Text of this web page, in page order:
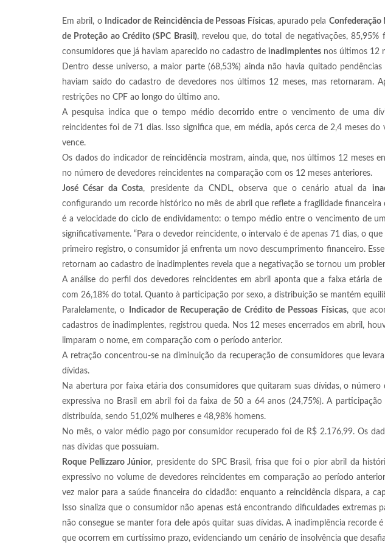
Em abril, o Indicador de Reincidência de Pessoas Físicas, apurado pela Confederação
de Proteção ao Crédito (SPC Brasil), revelou que, do total de negativações,
consumidores que já haviam aparecido no cadastro de inadimplentes nos últimos 12
Dentro desse universo, a maior parte (68,53%) ainda não havia quitado
haviam saído do cadastro de devedores nos últimos 12 meses, mas retornaram.
restrições no CPF ao longo do último ano.
A pesquisa indica que o tempo médio decorrido entre o vencimento de uma
reincidentes foi de 71 dias. Isso significa que, em média, após cerca de 2,4 meses
vence.
Os dados do indicador de reincidência mostram, ainda, que, nos últimos 12 meses
no número de devedores reincidentes na comparação com os 12 meses anteriores.
José César da Costa, presidente da CNDL, observa que o cenário atual da
configurando um recorde histórico no mês de abril que reflete a fragilidade financeira
é a velocidade do ciclo de endividamento: o tempo médio entre o vencimento de
significativamente. “Para o devedor reincidente, o intervalo é de apenas 71 dias, o
primeiro registro, o consumidor já enfrenta um novo descumprimento financeiro.
retornam ao cadastro de inadimplentes revela que a negativação se tornou um
A análise do perfil dos devedores reincidentes em abril aponta que a faixa etária
com 26,18% do total. Quanto à participação por sexo, a distribuição se mantém
Paralelamente, o
Indicador de Recuperação de Crédito de Pessoas Físicas, que
cadastros de inadimplentes, registrou queda. Nos 12 meses encerrados em abril,
limparam o nome, em comparação com o período anterior.
A retração concentrou-se na diminuição da recuperação de consumidores que
dívidas.
Na abertura por faixa etária dos consumidores que quitaram suas dívidas, o
expressiva no Brasil em abril foi da faixa de 50 a 64 anos (24,75%). A
distribuída, sendo 51,02% mulheres e 48,98% homens.
No mês, o valor médio pago por consumidor recuperado foi de R$ 2.176,99. Os
nas dívidas que possuíam.
Roque Pellizzaro Júnior, presidente do SPC Brasil, frisa que foi o pior abril da
expressivo no volume de devedores reincidentes em comparação ao período
vez maior para a saúde financeira do cidadão: enquanto a reincidência dispara, a
Isso sinaliza que o consumidor não apenas está encontrando dificuldades extremas
não consegue se manter fora dele após quitar suas dívidas. A inadimplência recorde
que ocorrem em curtíssimo prazo, evidenciando um cenário de insolvência que